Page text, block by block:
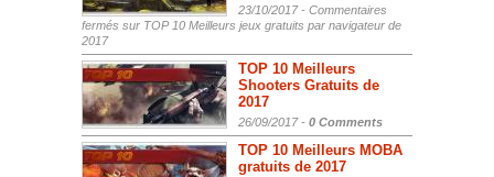
23/10/2017 - Commentaires
fermés sur TOP 10 Meilleurs jeux gratuits par navigateur de
2017
TOP 10 Meilleurs
Shooters Gratuits de
2017
26/09/2017 - 0 Comments
TOP 10 Meilleurs MOBA
gratuits de 2017